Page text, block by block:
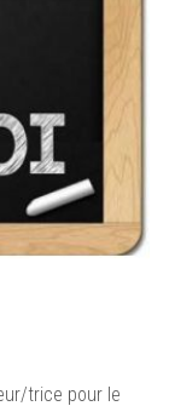
trice pour le